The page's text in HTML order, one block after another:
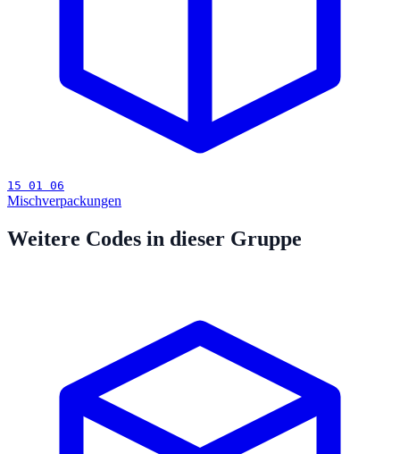
15 01 06
Mischverpackungen
Weitere Codes in dieser Gruppe